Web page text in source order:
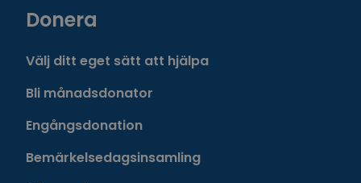
Donera
Välj ditt eget sätt att hjälpa
Bli månadsdonator
Engångsdonation
Bemärkelsedagsinsamling